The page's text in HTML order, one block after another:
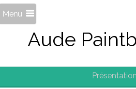
Aude
Menu
Présentation